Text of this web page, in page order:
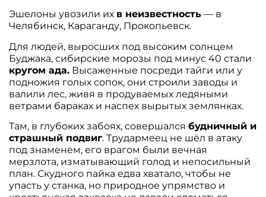
Эшелоны увозили их в неизвестность — в
Челябинск, Караганду, Прокопьевск.
Для людей, выросших под высоким солнцем
Буджака, сибирские морозы под минус 40 стали
кругом ада. Высаженные посреди тайги или у
подножия голых сопок, они строили заводы и
валили лес, живя в продуваемых ледяными
ветрами бараках и наспех вырытых землянках.
Там, в глубоких забоях, совершалсябудничный и
страшный подвиг. Трудармеец не шёл в атаку
под знаменем, его врагом были вечная
мерзлота, изматывающий голод и непосильный
план. Скудного пайка едва хватало, чтобы не
упасть у станка, но природное упрямство и